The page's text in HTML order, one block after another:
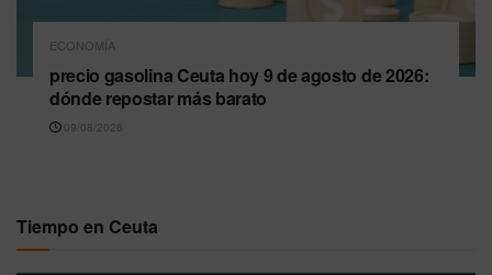
ECONOMÍA
precio gasolina Ceuta hoy 9 de agosto de 2026:
dónde repostar más barato
09/08/2026
Tiempo en Ceuta